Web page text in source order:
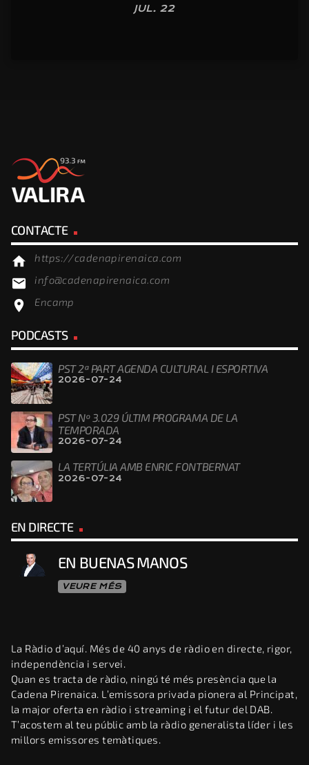
JUL. 22
CONTACTE
home https://cadenapirenaica.com
email info@cadenapirenaica.com
location_on Encamp
PODCASTS
PST 2ª PART AGENDA CULTURAL I ESPORTIVA
2026-07-24
PST Nº 3.029 ÚLTIM PROGRAMA DE LA
TEMPORADA
2026-07-24
LA TERTÚLIA AMB ENRIC FONTBERNAT
2026-07-24
EN DIRECTE
EN BUENAS MANOS
VEURE MÉS
La Ràdio d’aquí. Més de 40 anys de ràdio en directe, rigor,
independència i servei.
Quan es tracta de ràdio, ningú té més presència que la
Cadena Pirenaica. L’emissora privada pionera al Principat,
la major oferta en ràdio i streaming i el futur del DAB.
T’acostem al teu públic amb la ràdio generalista líder i les
millors emissores temàtiques.